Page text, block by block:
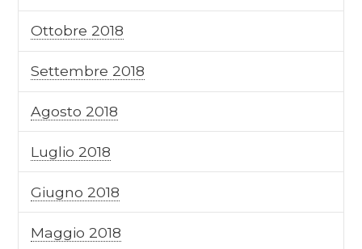
Ottobre 2018
Settembre 2018
Agosto 2018
Luglio 2018
Giugno 2018
Maggio 2018